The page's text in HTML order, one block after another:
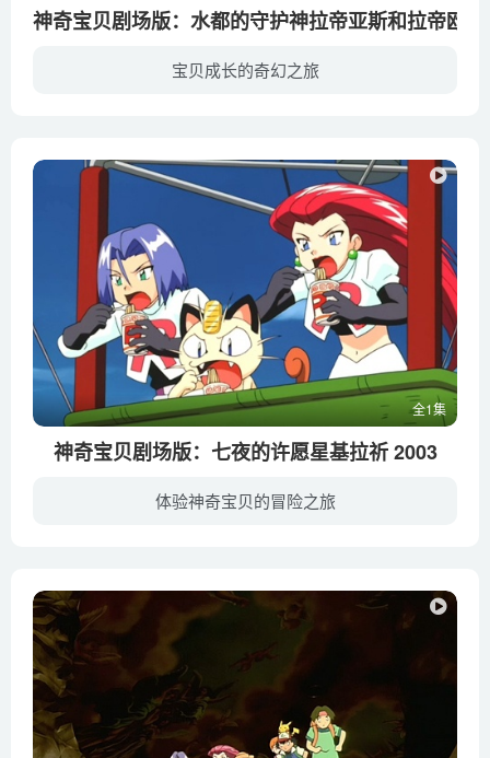
神奇宝贝剧场版：水都的守护神拉帝亚斯和拉帝欧
宝贝成长的奇幻之旅
全1集
神奇宝贝剧场版：七夜的许愿星基拉祈 2003
体验神奇宝贝的冒险之旅